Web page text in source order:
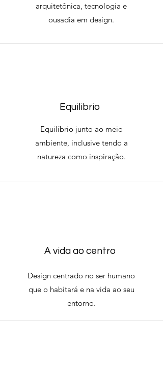
arquitetônica, tecnologia e
ousadia em design.
Equilibrio
Equilíbrio junto ao meio
ambiente, inclusive tendo a
natureza como inspiração.
A vida ao centro
Design centrado no ser humano
que o habitará e na vida ao seu
entorno.